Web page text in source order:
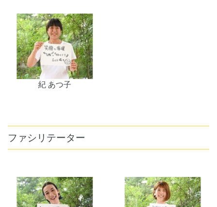
紀 あつ子
ファシリテーター